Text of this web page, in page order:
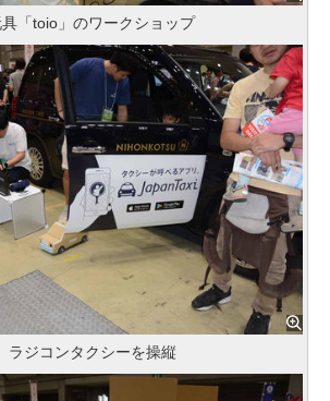
「toio」のワークショップ
ラジコンタクシーを操縦